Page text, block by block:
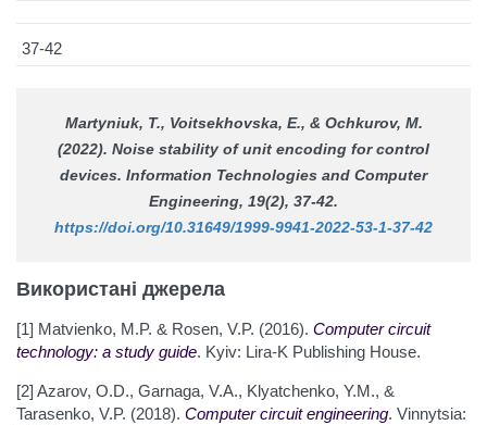
37-42
Martyniuk, T., Voitsekhovska, E., & Ochkurov, M.
(2022). Noise stability of unit encoding for control
devices. Information Technologies and Computer
Engineering, 19(2), 37-42.
https://doi.org/10.31649/1999-9941-2022-53-1-37-42
Використані джерела
[1] Matvienko, M.P. & Rosen, V.P. (2016). Computer circuit
technology: a study guide. Kyiv: Lira-K Publishing House.
[2] Azarov, O.D., Garnaga, V.A., Klyatchenko, Y.M., &
Tarasenko, V.P. (2018). Computer circuit engineering. Vinnytsia: